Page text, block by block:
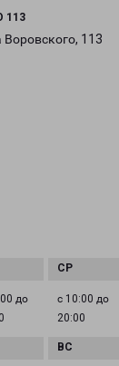
113
Воровского, 113
до
с 10:00 до
20:00